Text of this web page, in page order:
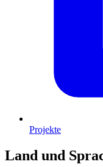
Projekte
Land und